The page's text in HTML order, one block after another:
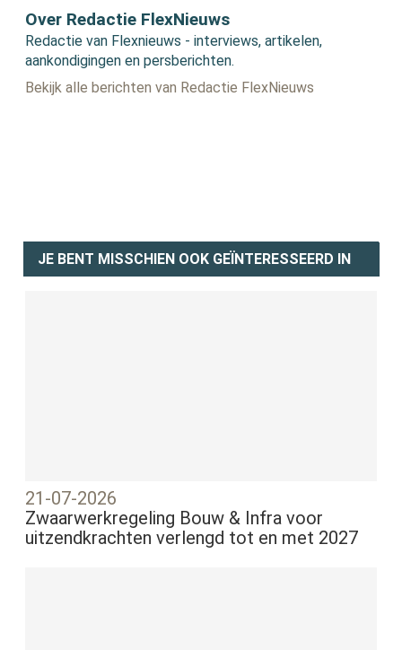
Over Redactie FlexNieuws
Redactie van Flexnieuws - interviews, artikelen,
aankondigingen en persberichten.
Bekijk alle berichten van Redactie FlexNieuws
JE BENT MISSCHIEN OOK GEÏNTERESSEERD IN
21-07-2026
Zwaarwerkregeling Bouw & Infra voor
uitzendkrachten verlengd tot en met 2027